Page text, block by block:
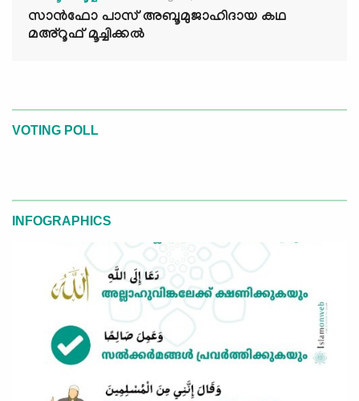
സാൻഫോ പാസ് അബൂമുജാഹിദായ കഥ
മഅ്റൂഫ് മൂച്ചിക്കല്‍
VOTING POLL
INFOGRAPHICS